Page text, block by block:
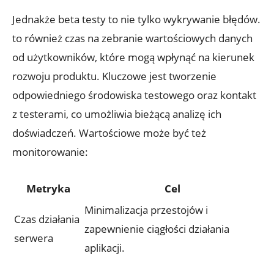
Jednakże beta testy to nie tylko‍ wykrywanie ‌błędów.
‍to również czas na zebranie wartościowych danych⁤
od użytkowników, które mogą wpłynąć⁤ na kierunek
rozwoju ‌produktu. ⁣Kluczowe jest tworzenie
odpowiedniego środowiska testowego oraz kontakt
z ⁣testerami, co umożliwia‌ bieżącą analizę⁤ ich ​
doświadczeń. Wartościowe może być też⁤
monitorowanie:
Metryka Cel
Czas działania
serwera
Minimalizacja przestojów i
zapewnienie‌ ciągłości działania
⁢aplikacji.